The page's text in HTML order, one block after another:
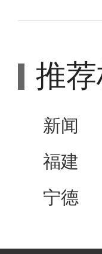
推荐
新闻
福建
宁德